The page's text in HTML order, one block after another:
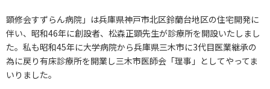
顕修会すずらん病院」は兵庫県神戸市北区鈴蘭台地区の住宅開発に
伴い、昭和46年に創設者、松森正顕先生が診療所を開設いたしまし
た。私も昭和45年に大学病院から兵庫県三木市に3代目医業継承の
為に戻り有床診療所を開業し三木市医師会「理事」としてやってま
いりました。